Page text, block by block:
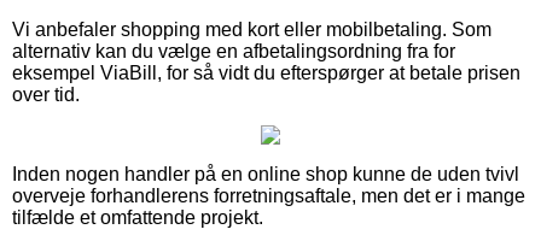
Vi anbefaler shopping med kort eller mobilbetaling. Som
alternativ kan du vælge en afbetalingsordning fra for
eksempel ViaBill, for så vidt du efterspørger at betale prisen
over tid.
Inden nogen handler på en online shop kunne de uden tvivl
overveje forhandlerens forretningsaftale, men det er i mange
tilfælde et omfattende projekt.